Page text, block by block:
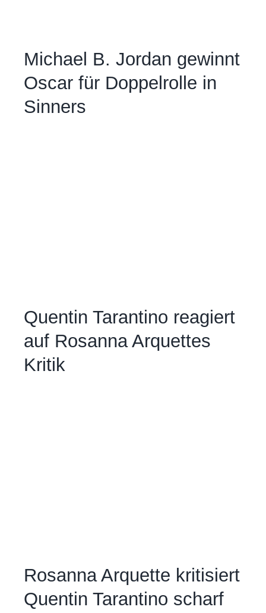
Michael B. Jordan gewinnt
Oscar für Doppelrolle in
Sinners
Quentin Tarantino reagiert
auf Rosanna Arquettes
Kritik
Rosanna Arquette kritisiert
Quentin Tarantino scharf